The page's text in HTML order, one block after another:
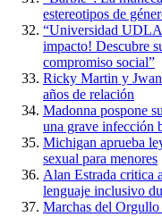
estereotipos de
“Universidad
impacto! Descubre
compromiso social”
Ricky Martin y Jwan
años de relación
Madonna pospone
una grave infección
Michigan aprueba
sexual para menores
Alan Estrada critica
lenguaje inclusivo
Marchas del